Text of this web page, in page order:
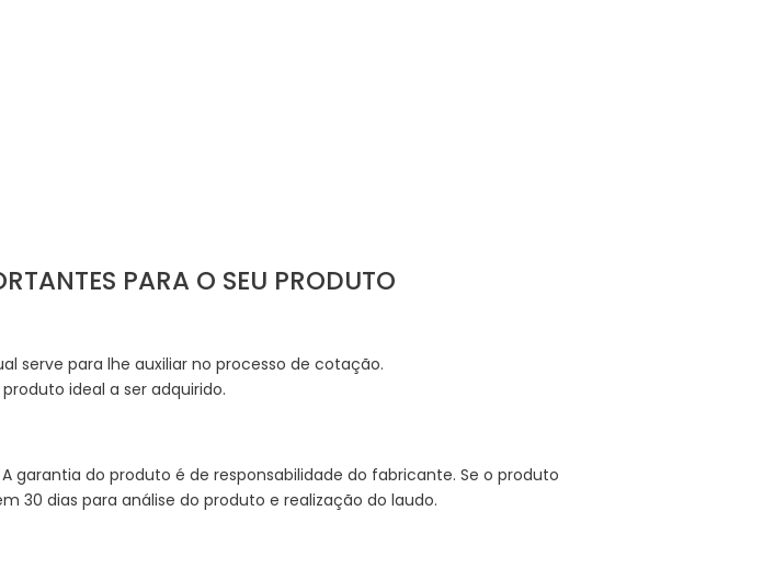
PARA O SEU PRODUTO
serve para lhe auxiliar no processo de cotação.
ideal a ser adquirido.
do produto é de responsabilidade do fabricante. Se o produto
30 dias para análise do produto e realização do laudo.